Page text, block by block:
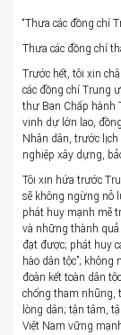
“Thưa các đồng chí
Thưa các đồng chí
Trước hết, tôi xin
các đồng chí Trung
thư Ban Chấp hành
vinh dự lớn lao,
Nhân dân, trước
nghiệp xây dựng,
Tôi xin hứa trước
sẽ không ngừng nỗ
phát huy mạnh mẽ
và những thành quả
đạt được; phát huy
hào dân tộc”;
đoàn kết toàn dân
chống tham nhũng,
lòng dân; tận tâm,
Việt Nam vững